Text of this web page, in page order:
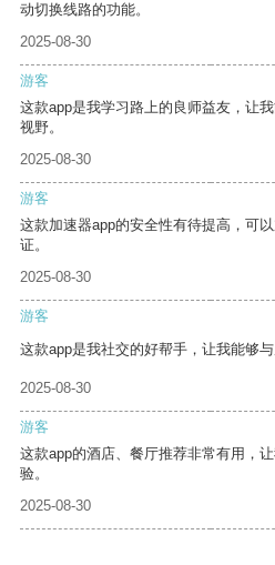
动切换线路的功能。
2025-08-30
游客
这款app是我学习路上的良师益友，让
视野。
2025-08-30
游客
这款加速器app的安全性有待提高，可
证。
2025-08-30
游客
这款app是我社交的好帮手，让我能够
2025-08-30
游客
这款app的酒店、餐厅推荐非常有用，
验。
2025-08-30